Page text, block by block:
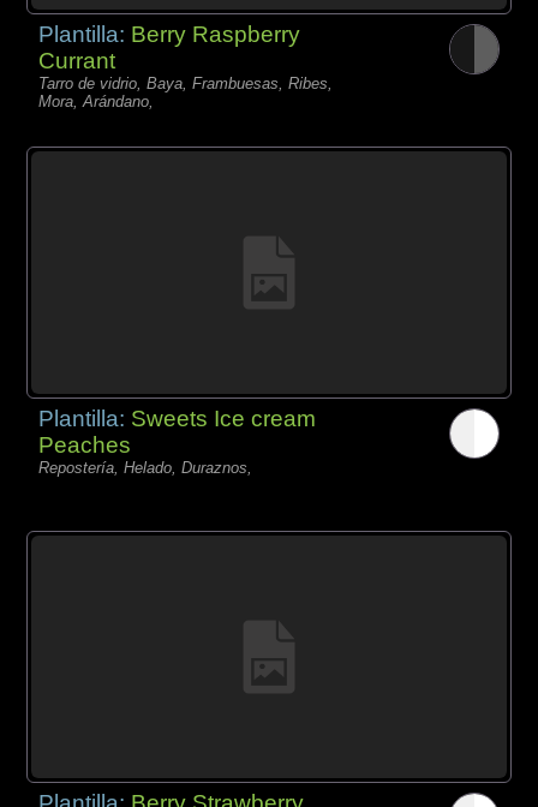
Plantilla: Berry Raspberry
Currant
Tarro de vidrio, Baya, Frambuesas, Ribes,
Mora, Arándano,
Plantilla: Sweets Ice cream
Peaches
Repostería, Helado, Duraznos,